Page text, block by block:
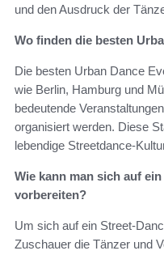
und den Ausdruck der
Wo finden die besten
Die besten Urban Dance
wie Berlin, Hamburg und
bedeutende
organisiert werden. Diese
lebendige Streetdance-
Wie kann man sich auf
vorbereiten?
Um sich auf ein Street-
Zuschauer die Tänzer und